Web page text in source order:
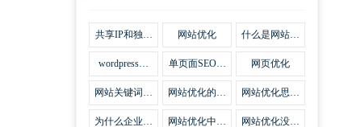
共享IP和独立
网站优化
什么是网站优
wordpress网
集插件
单页面SEO网
网页优化
网站关键词优
么
网站优化的误
网站优化思路
要
为什么企业网
网站优化中关
网站优化没有